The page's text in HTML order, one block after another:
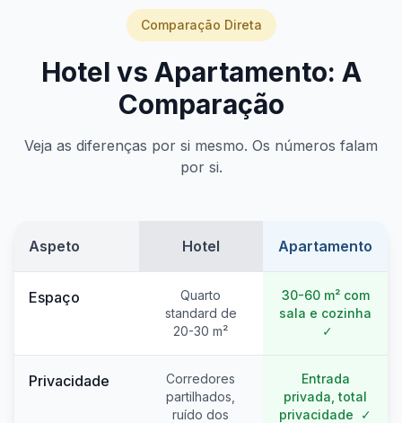
Comparação Direta
Hotel vs Apartamento: A
Comparação
Veja as diferenças por si mesmo. Os números falam
por si.
Aspeto Hotel Apartamento
Espaço
Quarto
standard de
20-30 m²
30-60 m² com
sala e cozinha
✓
Privacidade
Corredores
partilhados,
ruído dos
Entrada
privada, total
privacidade
✓